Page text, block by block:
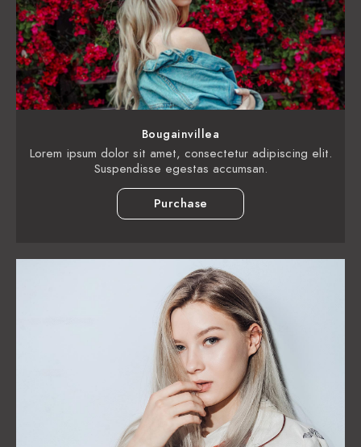
Bougainvillea
Lorem ipsum dolor sit amet, consectetur adipiscing elit.
Suspendisse egestas accumsan.
Purchase